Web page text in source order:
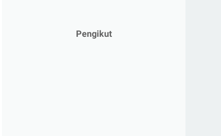
Pengikut